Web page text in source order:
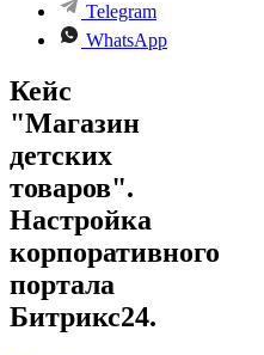
Telegram
WhatsApp
Кейс
"Магазин
детских
товаров".
Настройка
корпоративного
портала
Битрикс24.